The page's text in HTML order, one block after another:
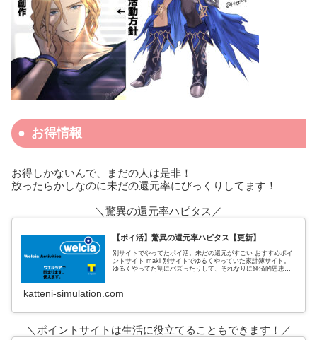
お得情報
お得しかないんで、まだの人は是非！
放ったらかしなのに未だの還元率にびっくりしてます！
＼驚異の還元率ハピタス／
【ポイ活】驚異の還元率ハピタス【更新】
別サイトでやってたポイ活。未だの還元がすごい おすすめポイ
ントサイト maki 別サイトでゆるくやっていた家計簿サイト。
ゆるくやってた割にバズったりして、それなりに経済的恩恵も
katteni-simulation.com
＼ポイントサイトは生活に役立てることもできます！／